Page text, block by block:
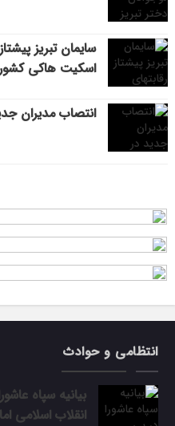
سایمان تبریز
اسکیت هاکی کشور
انتصاب مدیران
انتظامی و حوادث
بیانیه سپاه
انقلاب اسلامی